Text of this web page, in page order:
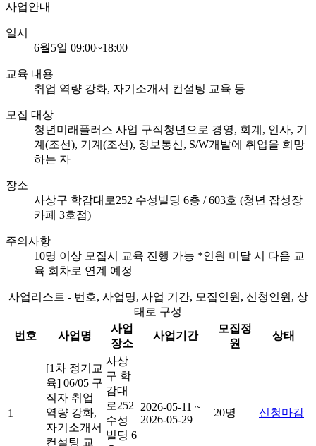
사업안내
일시
6월5일 09:00~18:00
교육 내용
취업 역량 강화, 자기소개서 컨설팅 교육 등
모집 대상
청년미래플러스 사업 구직청년으로 경영, 회계, 인사, 기
계(조선), 기계(조선), 정보통신, S/W개발에 취업을 희망
하는 자
장소
사상구 학감대로252 수성빌딩 6층 / 603호 (청년 잡성장
카페 3호점)
주의사항
10명 이상 모집시 교육 진행 가능 *인원 미달 시 다음 교
육 회차로 연계 예정
사업리스트 - 번호, 사업명, 사업 기간, 모집인원, 신청인원, 상
태로 구성
번호
사업명
사업
장소
사업기간
모집정
원
상태
1
[1차 정기교
육] 06/05 구
직자 취업
역량 강화,
자기소개서
컨설팅 교
사상
구 학
감대
로252
수성
빌딩 6
2026-05-11 ~
2026-05-29
20명 신청마감